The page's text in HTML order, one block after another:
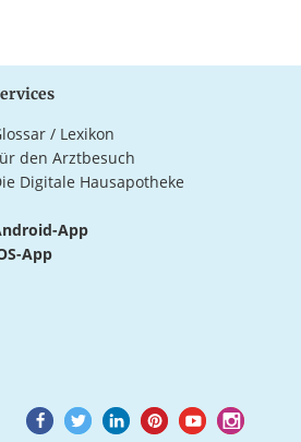
/ Lexikon
den Arztbesuch
Digitale Hausapotheke
App
App